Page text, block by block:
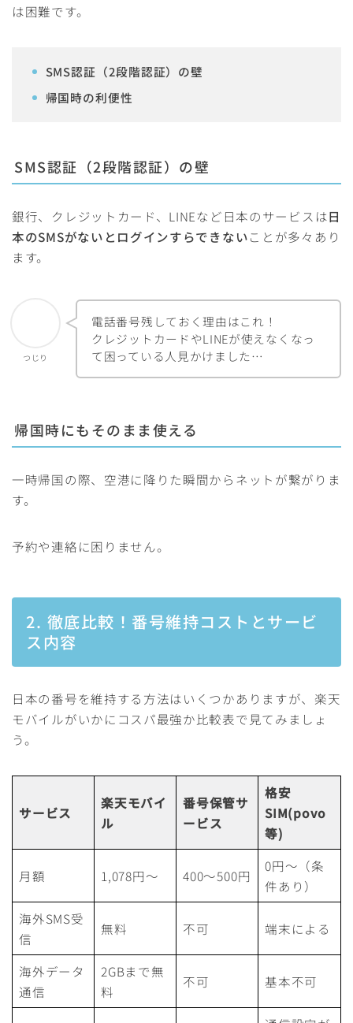
は困難です。
SMS認証（2段階認証）の壁
帰国時の利便性
SMS認証（2段階認証）の壁
銀行、クレジットカード、LINEなど日本のサービスは日
本のSMSがないとログインすらできないことが多々あり
ます。
つじり
電話番号残しておく理由はこれ！
クレジットカードやLINEが使えなくなっ
て困っている人見かけました…
帰国時にもそのまま使える
一時帰国の際、空港に降りた瞬間からネットが繋がりま
す。
予約や連絡に困りません。
2. 徹底比較！番号維持コストとサービ
ス内容
日本の番号を維持する方法はいくつかありますが、楽天
モバイルがいかにコスパ最強か比較表で見てみましょ
う。
サービス
楽天モバイ
ル
番号保管サ
ービス
格安
SIM(povo
等)
月額 1,078円～ 400～500円
0円～（条
件あり）
海外SMS受
信
無料 不可 端末による
海外データ
通信
2GBまで無
料
不可 基本不可